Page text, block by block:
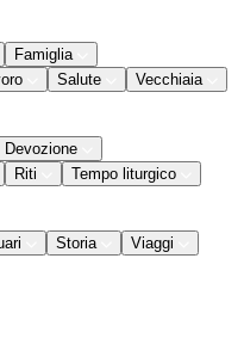
Famiglia
Salute
Vecchiaia
Devozione
Riti
Tempo liturgico
Storia Viaggi